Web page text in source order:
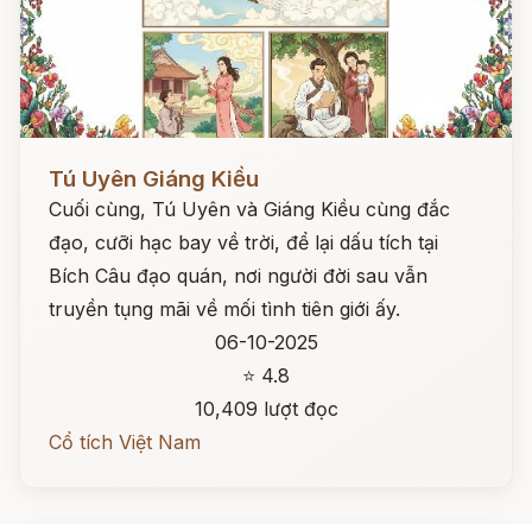
Tú Uyên Giáng Kiều
Cuối cùng, Tú Uyên và Giáng Kiều cùng đắc
đạo, cưỡi hạc bay về trời, để lại dấu tích tại
Bích Câu đạo quán, nơi người đời sau vẫn
truyền tụng mãi về mối tình tiên giới ấy.
06-10-2025
⭐ 4.8
10,409 lượt đọc
Cổ tích Việt Nam